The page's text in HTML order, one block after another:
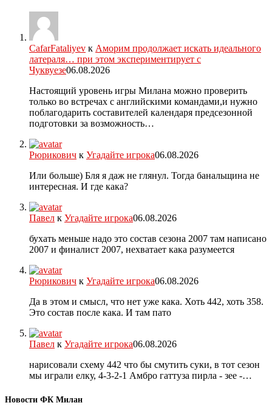
CafarFataliyev к Аморим продолжает искать идеального
латераля… при этом экспериментирует с
Чуквуезе06.08.2026
Настоящий уровень игры Милана можно проверить
только во встречах с английскими командами,и нужно
поблагодарить составителей календаря предсезонной
подготовки за возможность…
Рюрикович к Угадайте игрока06.08.2026
Или больше) Бля я даж не глянул. Тогда банальщина не
интересная. И где кака?
Павел к Угадайте игрока06.08.2026
бухать меньше надо это состав сезона 2007 там написано
2007 и финалист 2007, нехватает кака разумеется
Рюрикович к Угадайте игрока06.08.2026
Да в этом и смысл, что нет уже кака. Хоть 442, хоть 358.
Это состав после кака. И там пато
Павел к Угадайте игрока06.08.2026
нарисовали схему 442 что бы смутить суки, в тот сезон
мы играли елку, 4-3-2-1 Амбро гаттуза пирла - зее -…
Новости ФК Милан